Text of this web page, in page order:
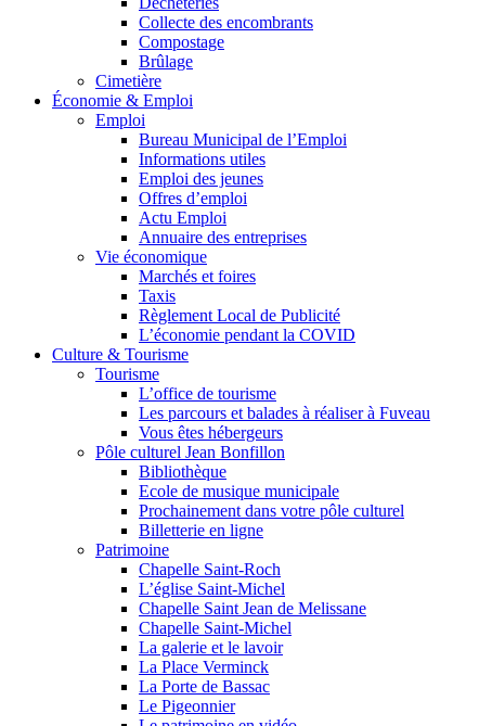
Collecte des encombrants
Compostage
Brûlage
Cimetière
Économie & Emploi
Emploi
Bureau Municipal de l’Emploi
Informations utiles
Emploi des jeunes
Offres d’emploi
Actu Emploi
Annuaire des entreprises
Vie économique
Marchés et foires
Taxis
Règlement Local de Publicité
L’économie pendant la COVID
Culture & Tourisme
Tourisme
L’office de tourisme
Les parcours et balades à réaliser à Fuveau
Vous êtes hébergeurs
Pôle culturel Jean Bonfillon
Bibliothèque
Ecole de musique municipale
Prochainement dans votre pôle culturel
Billetterie en ligne
Patrimoine
Chapelle Saint-Roch
L’église Saint-Michel
Chapelle Saint Jean de Melissane
Chapelle Saint-Michel
La galerie et le lavoir
La Place Verminck
La Porte de Bassac
Le Pigeonnier